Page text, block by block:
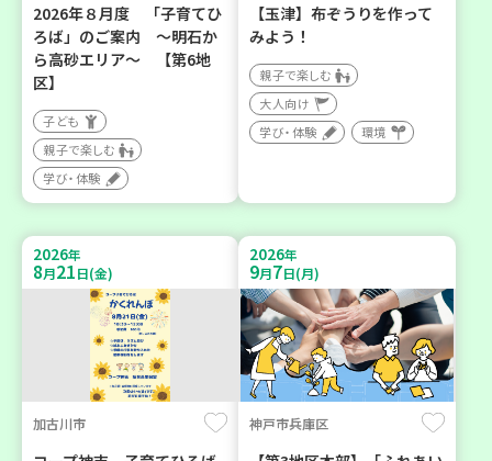
2026年８月度 「子育てひ
ろば」のご案内 ～明石か
ら高砂エリア～ 【第6地
区】
子ども
親子で楽しむ
学び・体験
【玉津】布ぞうりを作って
みよう！
親子で楽しむ
大人向け
学び・体験
環境
2026年
8月21日(金)
加古川市
2026年
9月7日(月)
神戸市兵庫区